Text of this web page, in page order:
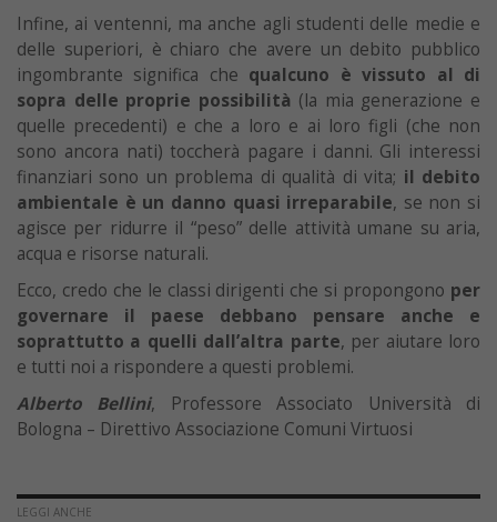
Infine, ai ventenni, ma anche agli studenti delle medie e
delle superiori, è chiaro che avere un debito pubblico
ingombrante significa che qualcuno è vissuto al di
sopra delle proprie possibilità (la mia generazione e
quelle precedenti) e che a loro e ai loro figli (che non
sono ancora nati) toccherà pagare i danni. Gli interessi
finanziari sono un problema di qualità di vita; il debito
ambientale è un danno quasi irreparabile, se non si
agisce per ridurre il “peso” delle attività umane su aria,
acqua e risorse naturali.
Ecco, credo che le classi dirigenti che si propongono per
governare il paese debbano pensare anche e
soprattutto a quelli dall’altra parte, per aiutare loro
e tutti noi a rispondere a questi problemi.
Alberto Bellini, Professore Associato Università di
Bologna – Direttivo Associazione Comuni Virtuosi
LEGGI ANCHE